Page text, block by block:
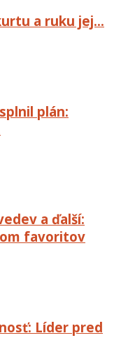
a ruku jej…
plán:
a ďalší:
favoritov
Líder pred